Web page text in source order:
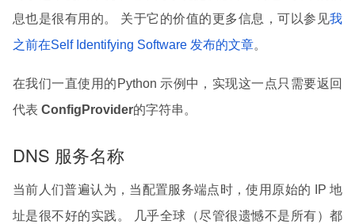
息也是很有用的。 关于它的价值的更多信息，可以参见我
之前在Self Identifying Software 发布的文章。
在我们一直使用的Python 示例中，实现这一点只需要返回
代表 ConfigProvider的字符串。
DNS 服务名称
当前人们普遍认为，当配置服务端点时，使用原始的 IP 地
址是很不好的实践。 几乎全球（尽管很遗憾不是所有）都